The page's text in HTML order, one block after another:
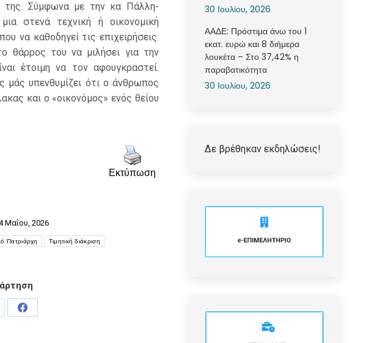
της. Σύμφωνα με την κα Πάλλη-
στενά τεχνική ή οικονομική
να καθοδηγεί τις επιχειρήσεις.
θάρρος του να μιλήσει για την
έτοιμη να τον αφουγκραστεί.
μάς υπενθυμίζει ότι ο άνθρωπος
και ο «οικονόμος» ενός θείου
Εκτύπωση
Μαΐου, 2026
Πατριάρχη Τιμητική διάκριση
Share
30 Ιουλίου, 2026
ΑΑΔΕ: Πρόστιμα άνω του 1
εκατ. ευρώ και 8 διήμερα
λουκέτα – Στο 37,42% η
παραβατικότητα
30 Ιουλίου, 2026
Δε βρέθηκαν εκδηλώσεις!